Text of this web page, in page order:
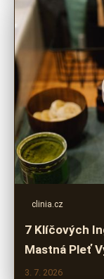
clinia.cz
7 Klíčových
Mastná Pleť
3. 7. 2026